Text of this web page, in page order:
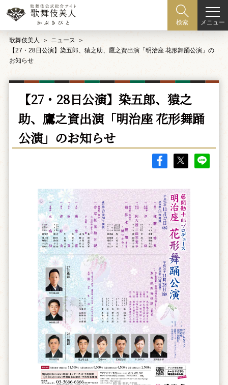
検索 メニュー
歌舞伎美人
ニュース
【27・28日公演】染五郎、猿之助、鷹之資出演「明治座 花形舞踊公演」の
お知らせ
【27・28日公演】染五郎、猿之
助、鷹之資出演「明治座 花形舞踊
公演」のお知らせ